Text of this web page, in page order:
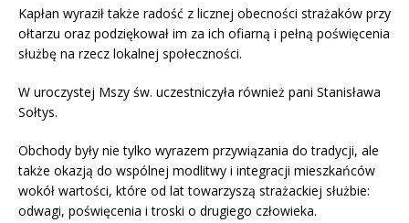
Kapłan wyraził także radość z licznej obecności strażaków przy
ołtarzu oraz podziękował im za ich ofiarną i pełną poświęcenia
służbę na rzecz lokalnej społeczności.
W uroczystej Mszy św. uczestniczyła również pani Stanisława
Sołtys.
Obchody były nie tylko wyrazem przywiązania do tradycji, ale
także okazją do wspólnej modlitwy i integracji mieszkańców
wokół wartości, które od lat towarzyszą strażackiej służbie:
odwagi, poświęcenia i troski o drugiego człowieka.